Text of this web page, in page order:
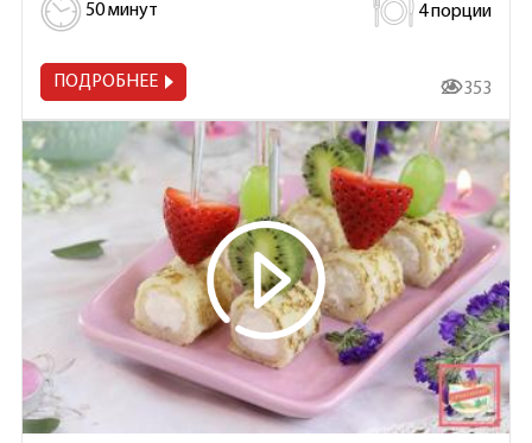
50 минут 4 порции
ПОДРОБНЕЕ 25 353